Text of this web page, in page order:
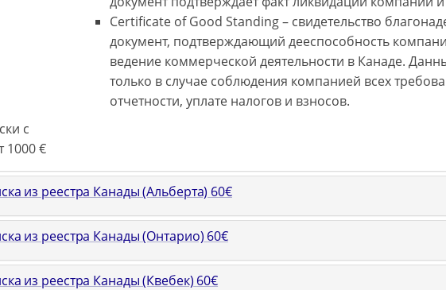
Certificate of Good Standing – свидетельство
документ, подтверждающий дееспособность
ведение коммерческой деятельности в Канаде.
только в случае соблюдения компанией всех
отчетности, уплате налогов и взносов.
с
1000 €
из реестра Канады (Альберта) 60€
из реестра Канады (Онтарио) 60€
из реестра Канады (Квебек) 60€